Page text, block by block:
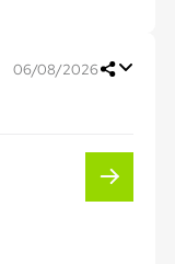
06/08/2026